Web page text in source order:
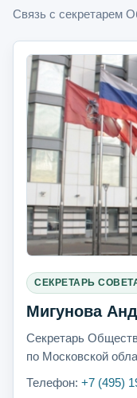
Связь с секретарем
СЕКРЕТАРЬ
Мигунова
Секретарь
по Московской
Телефон: +7 (495)